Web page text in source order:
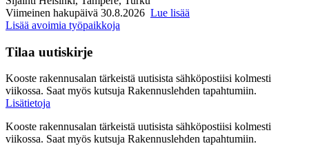
Viimeinen hakupäivä 30.8.2026 Lue lisää
Lisää avoimia työpaikkoja
Tilaa uutiskirje
Kooste rakennusalan tärkeistä uutisista sähköpostiisi kolmesti
viikossa. Saat myös kutsuja Rakennuslehden tapahtumiin.
Lisätietoja
Kooste rakennusalan tärkeistä uutisista sähköpostiisi kolmesti
viikossa. Saat myös kutsuja Rakennuslehden tapahtumiin.